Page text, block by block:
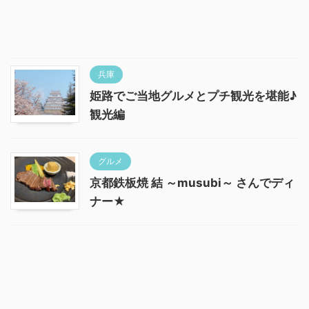
兵庫
姫路でご当地グルメとプチ観光を堪能♪
観光編
グルメ
京都鉄板焼 結 ～musubi～ さんでディ
ナー★